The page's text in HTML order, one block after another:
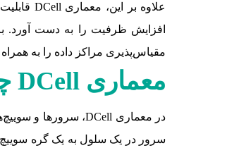
علاوه بر این، معماری DCell قابلیت مقیاس‌پذیری بالایی دارد. با افزایش تعداد DCellها و اتصال آن‌ها به هم، می‌توان
مقیاس‌پذیری مراکز داده را به همراه
معماری DCell